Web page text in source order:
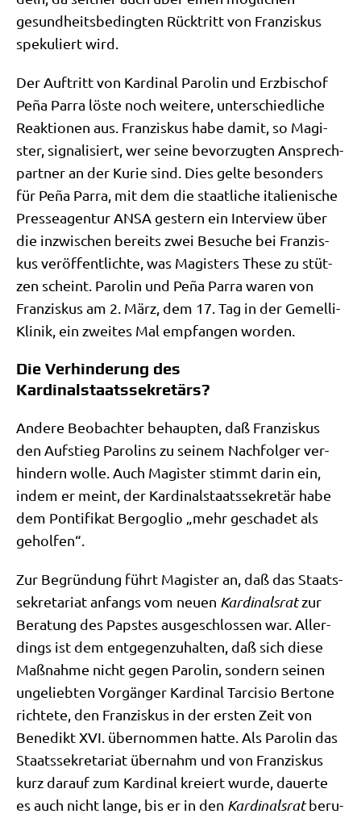
gesund­heits­be­ding­ten Rück­tritt von Fran­zis­kus
spe­ku­liert wird.
Der Auf­tritt von Kar­di­nal Paro­lin und Erz­bi­schof
Peña Par­ra löste noch wei­te­re, unter­schied­li­che
Reak­tio­nen aus. Fran­zis­kus habe damit, so Magi­
ster, signa­li­siert, wer sei­ne bevor­zug­ten Ansprech­
part­ner an der Kurie sind. Dies gel­te beson­ders
für Peña Par­ra, mit dem die staat­li­che ita­lie­ni­sche
Pres­se­agen­tur ANSA gestern ein Inter­view über
die inzwi­schen bereits zwei Besu­che bei Fran­zis­
kus ver­öf­fent­lich­te, was Magi­sters The­se zu stüt­
zen scheint. Paro­lin und Peña Par­ra waren von
Fran­zis­kus am 2. März, dem 17. Tag in der Gemel­li-
Kli­nik, ein zwei­tes Mal emp­fan­gen worden.
Die Verhinderung des
Kardinalstaatssekretärs?
Ande­re Beob­ach­ter behaup­ten, daß Fran­zis­kus
den Auf­stieg Paro­lins zu sei­nem Nach­fol­ger ver­
hin­dern wol­le. Auch Magi­ster stimmt dar­in ein,
indem er meint, der Kar­di­nal­staats­se­kre­tär habe
dem Pon­ti­fi­kat Berg­o­glio „mehr gescha­det als
geholfen“.
Zur Begrün­dung führt Magi­ster an, daß das Staats­
se­kre­ta­ri­at anfangs vom neu­en Kar­di­nals­ratzur
Bera­tung des Pap­stes aus­ge­schlos­sen war. Aller­
dings ist dem ent­ge­gen­zu­hal­ten, daß sich die­se
Maß­nah­me nicht gegen Paro­lin, son­dern sei­nen
unge­lieb­ten Vor­gän­ger Kar­di­nal Tar­cis­io Ber­to­ne
rich­te­te, den Fran­zis­kus in der ersten Zeit von
Bene­dikt XVI. über­nom­men hat­te. Als Paro­lin das
Staats­se­kre­ta­ri­at über­nahm und von Fran­zis­kus
kurz dar­auf zum Kar­di­nal kre­iert wur­de, dau­er­te
es auch nicht lan­ge, bis er in den Kar­di­nals­ratberu­